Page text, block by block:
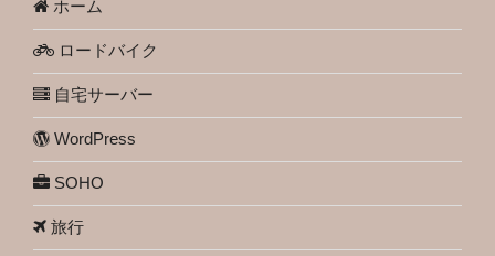
ホーム
ロードバイク
自宅サーバー
WordPress
SOHO
旅行